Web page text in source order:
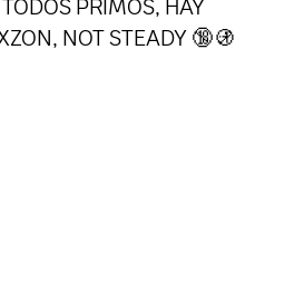
PRIMOS, HAY
NOT STEADY 🔞🚯